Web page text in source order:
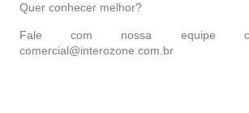
Quer conhecer melhor?
Fale com nossa equipe
comercial@interozone.com.br